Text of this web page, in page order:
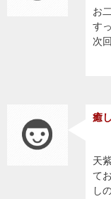
お
す
次
癒
天
て
し